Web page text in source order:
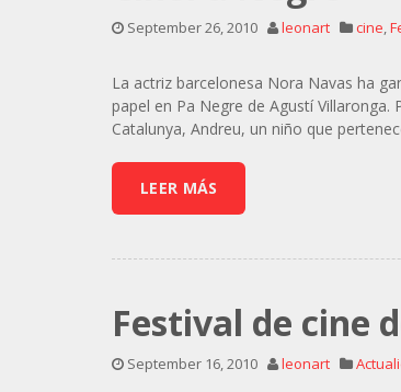
September 26, 2010 leonart cine,
La actriz barcelonesa Nora Navas ha
papel en Pa Negre de Agustí
Catalunya, Andreu, un niño que
LEER MÁS
Festival de cine
September 16, 2010 leonart